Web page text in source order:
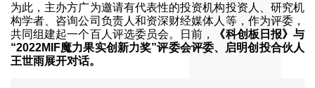
为此，主办方广为邀请有代表性的投资机构投资人、研究机
构学者、咨询公司负责人和资深财经媒体人等，作为评委，
共同组建起一个百人评选委员会。日前，
《科创板日报》与
“2022MIF魔力果实创新力奖”评委会评委、启明创投合伙人
王世雨展开对话。